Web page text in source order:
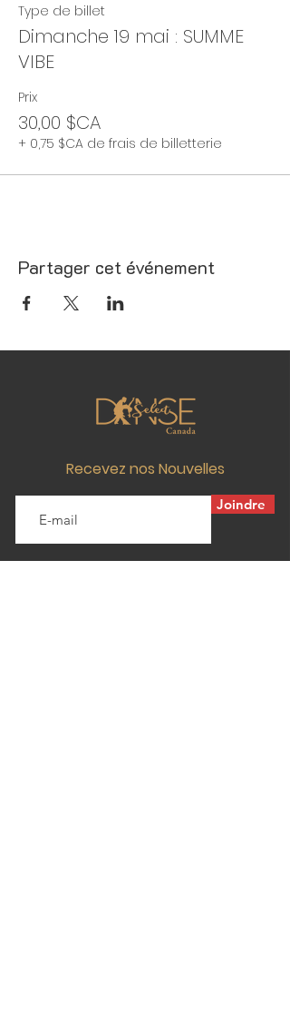
Type de billet
Dimanche 19 mai : SUMME
VIBE
Prix
30,00 $CA
+ 0,75 $CA de frais de billetterie
Partager cet événement
Recevez nos Nouvelles